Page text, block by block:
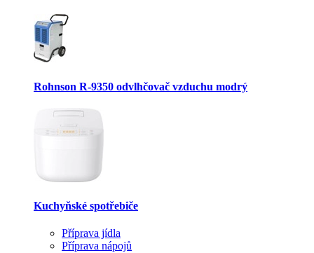
Rohnson R-9350 odvlhčovač vzduchu modrý
Kuchyňské spotřebiče
Příprava jídla
Příprava nápojů